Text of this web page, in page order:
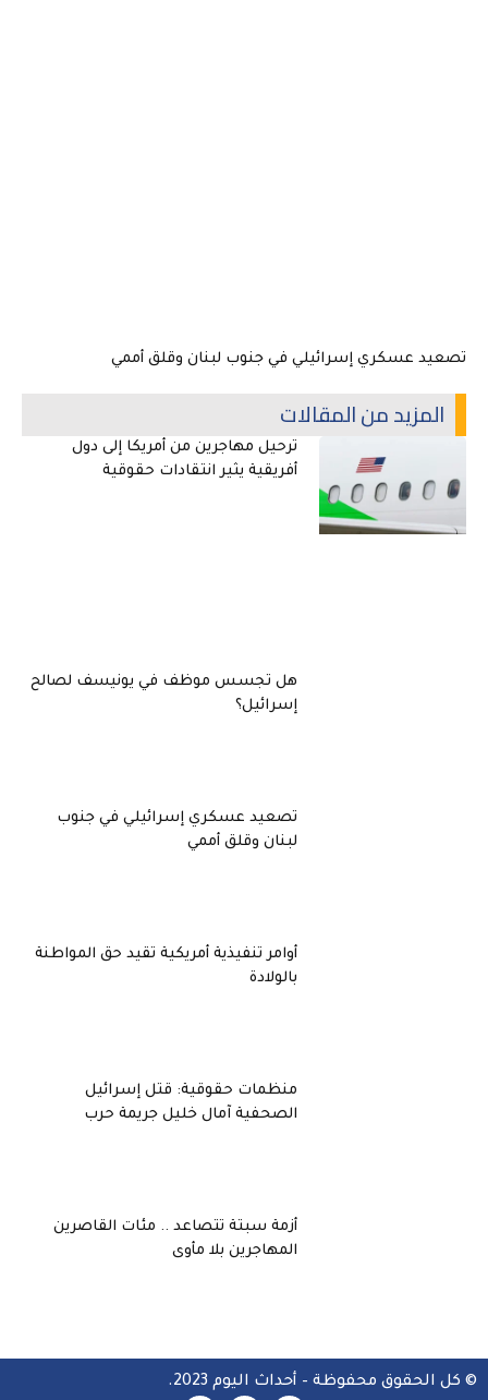
تصعيد عسكري إسرائيلي في جنوب لبنان وقلق أممي
المزيد من المقالات
ترحيل مهاجرين من أمريكا إلى دول
أفريقية يثير انتقادات حقوقية
هل تجسس موظف في يونيسف لصالح
إسرائيل؟
تصعيد عسكري إسرائيلي في جنوب
لبنان وقلق أممي
أوامر تنفيذية أمريكية تقيد حق المواطنة
بالولادة
منظمات حقوقية: قتل إسرائيل
الصحفية آمال خليل جريمة حرب
أزمة سبتة تتصاعد .. مئات القاصرين
المهاجرين بلا مأوى
© كل الحقوق محفوظة – أحداث اليوم 2023.